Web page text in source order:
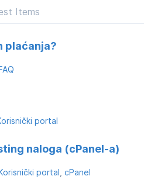
Items
plaćanja?
portal
naloga (cPanel-a)
portal cPanel